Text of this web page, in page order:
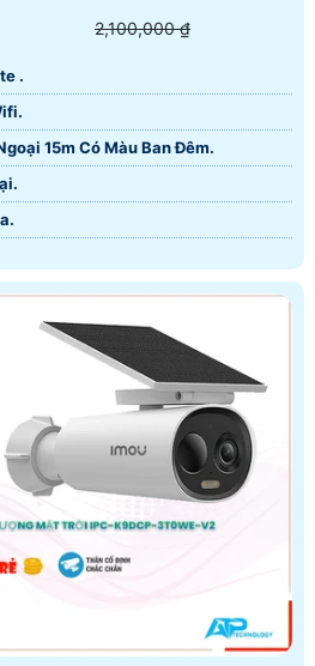
2,100,000 ₫
.
15m Có Màu Ban Ðêm.